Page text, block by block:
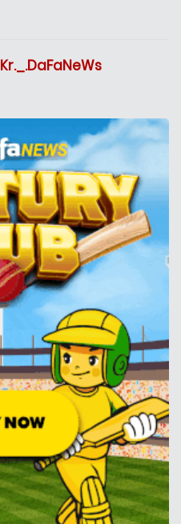
Kr._.DaFaNeWs